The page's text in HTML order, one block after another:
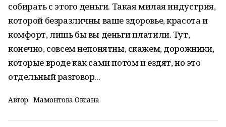
собирать с этого деньги. Такая милая индустрия,
которой безразличны ваше здоровье, красота и
комфорт, лишь бы вы деньги платили. Тут,
конечно, совсем непонятны, скажем, дорожники,
которые вроде как сами потом и ездят, но это
отдельный разговор...
Автор: Мамонтова Оксана